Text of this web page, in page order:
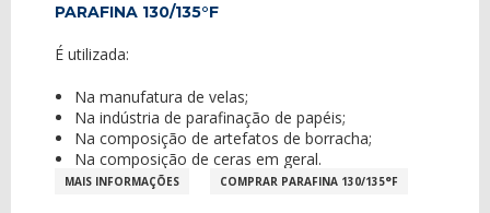
PARAFINA 130/135°F
É utilizada:
Na manufatura de velas;
Na indústria de parafinação de papéis;
Na composição de artefatos de borracha;
Na composição de ceras em geral.
MAIS INFORMAÇÕES COMPRAR PARAFINA 130/135°F